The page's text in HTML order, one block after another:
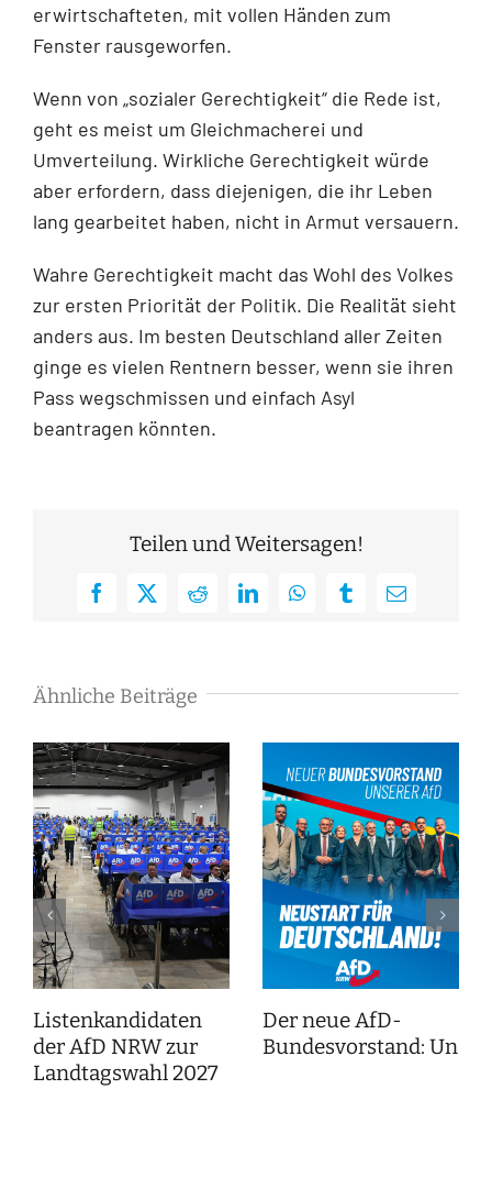
erwirtschafteten, mit vollen Händen zum
Fenster rausgeworfen.
Wenn von „sozialer Gerechtigkeit“ die Rede ist,
geht es meist um Gleichmacherei und
Umverteilung. Wirkliche Gerechtigkeit würde
aber erfordern, dass diejenigen, die ihr Leben
lang gearbeitet haben, nicht in Armut versauern.
Wahre Gerechtigkeit macht das Wohl des Volkes
zur ersten Priorität der Politik. Die Realität sieht
anders aus. Im besten Deutschland aller Zeiten
ginge es vielen Rentnern besser, wenn sie ihren
Pass wegschmissen und einfach Asyl
beantragen könnten.
Teilen und Weitersagen!
Facebook
X RedditLinkedInWhatsAppTumblrE-
Ähnliche Beiträge
Listenkandidaten
der AfD NRW zur
Landtagswahl 2027
Der neue AfD-
Bundesvorstand: